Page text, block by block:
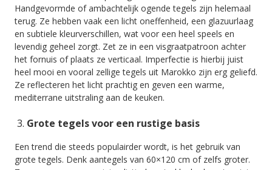
Handgevormde of ambachtelijk ogende tegels zijn helemaal
terug. Ze hebben vaak een licht oneffenheid, een glazuurlaag
en subtiele kleurverschillen, wat voor een heel speels en
levendig geheel zorgt. Zet ze in een visgraatpatroon achter
het fornuis of plaats ze verticaal. Imperfectie is hierbij juist
heel mooi en vooral zellige tegels uit Marokko zijn erg geliefd.
Ze reflecteren het licht prachtig en geven een warme,
mediterrane uitstraling aan de keuken.
Grote tegels voor een rustige basis
Een trend die steeds populairder wordt, is het gebruik van
grote tegels. Denk aantegels van 60×120 cm of zelfs groter.